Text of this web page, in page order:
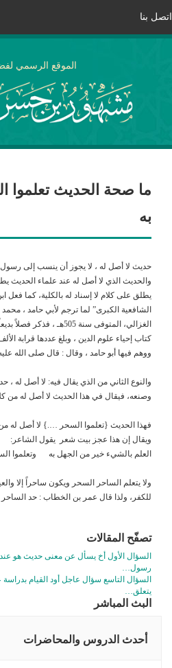
اتصل بنا
الموقع الرسمي
ما صحة الحديث تعلموا
به
حديث لا أصل له ، لا يجوز أن ينسب إلى رسول
والحديث الذي لا أصل له عند علماء الحديث
يطلق على كلام لا إسناد له بالكلية، كما
الشافعية الكبرى” لما ترجم لأبي حامد ،
الغزالي، المتوفى سنة
كتاب إحياء علوم الدين ، وبلغ عددها قرابة
ووهم فيها أبو حامد ، وقال : قال صلى الله
والنوع الثاني من الذي يقال فيه: لا أصل له ،
وصنعه، فيقال في هذا الحديث لا أصل له من
فهذا الحديث {تعلموا السحر ….} لا أصل له من
ويقال إن هذا عجز بيت شعر يقول الشاعر:
العلم بالشيء خير من الجهل به وتعلموا
ولا يتعلم الساحر السحر ويكون ساحراً إلا
للكفر، ولذا قال عمر بن الخطاب : حد الساحر
تصفّح المقالات
السؤال الأول أخ يسأل عن معنى حديث هو
رسول…
السؤال التاسع سؤال عاجل أود القيام
يتعلق…
البث المباشر
أحدث الدروس والمحاضرات